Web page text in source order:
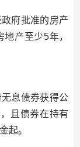
府批准的房产
产至少5年，
息债券获得公
且债券在持有
起。